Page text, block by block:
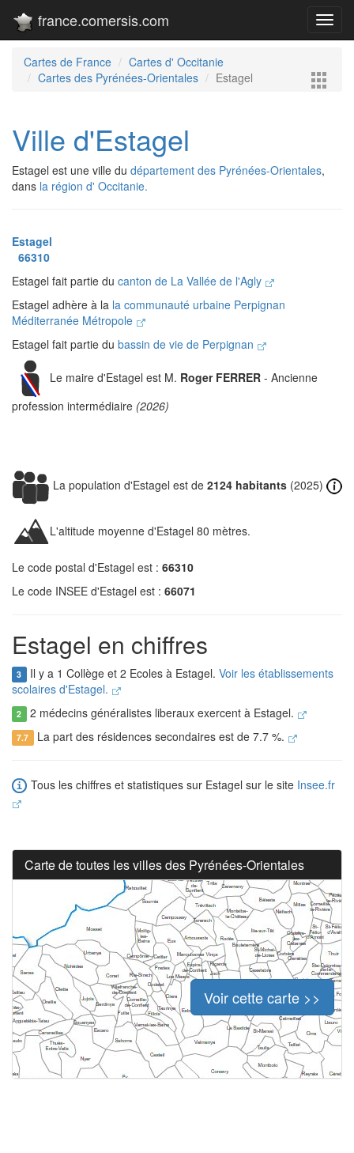
france.comersis.com
Cartes de France
Cartes d' Occitanie
Cartes des Pyrénées-Orientales
Estagel
Ville d'Estagel
Estagel est une ville du département des Pyrénées-Orientales,
dans la région d' Occitanie.
Estagel
66310
Estagel fait partie du canton de La Vallée de l'Agly
Estagel adhère à la la communauté urbaine Perpignan
Méditerranée Métropole
Estagel fait partie du bassin de vie de Perpignan
Le maire d'Estagel est M. Roger FERRER - Ancienne
profession intermédiaire (2026)
La population d'Estagel est de 2124 habitants (2025)
L'altitude moyenne d'Estagel 80 mètres.
Le code postal d'Estagel est : 66310
Le code INSEE d'Estagel est : 66071
Estagel en chiffres
3 Il y a 1 Collège et 2 Ecoles à Estagel. Voir les établissements
scolaires d'Estagel.
2 2 médecins généralistes liberaux exercent à Estagel.
7.7 La part des résidences secondaires est de 7.7 %.
Tous les chiffres et statistiques sur Estagel sur le site Insee.fr
Carte de toutes les villes des Pyrénées-Orientales
Voir cette carte >>